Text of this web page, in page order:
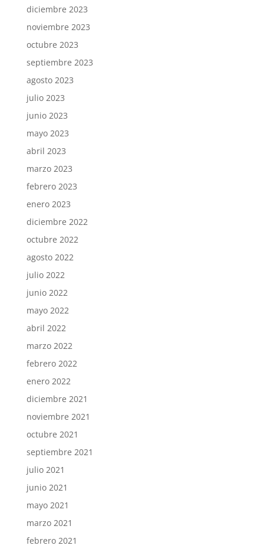
diciembre 2023
noviembre 2023
octubre 2023
septiembre 2023
agosto 2023
julio 2023
junio 2023
mayo 2023
abril 2023
marzo 2023
febrero 2023
enero 2023
diciembre 2022
octubre 2022
agosto 2022
julio 2022
junio 2022
mayo 2022
abril 2022
marzo 2022
febrero 2022
enero 2022
diciembre 2021
noviembre 2021
octubre 2021
septiembre 2021
julio 2021
junio 2021
mayo 2021
marzo 2021
febrero 2021